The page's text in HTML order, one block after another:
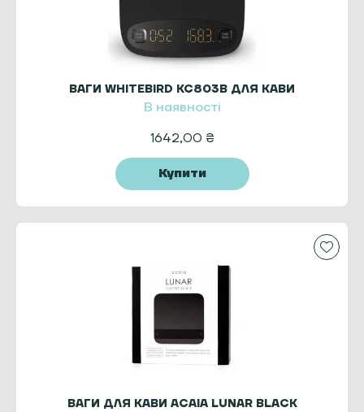
ВАГИ WHITEBIRD KC803B ДЛЯ КАВИ
В наявності
1642,00 ₴
Купити
ВАГИ ДЛЯ КАВИ ACAIA LUNAR BLACK